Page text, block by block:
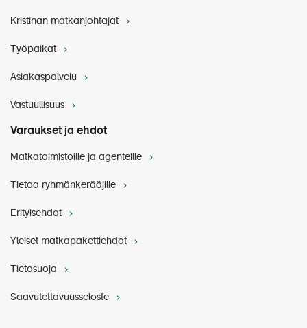
Kristinan matkanjohtajat
Työpaikat
Asiakaspalvelu
Vastuullisuus
Varaukset ja ehdot
Matkatoimistoille ja agenteille
Tietoa ryhmänkerääjille
Erityisehdot
Yleiset matkapakettiehdot
Tietosuoja
Saavutettavuusseloste